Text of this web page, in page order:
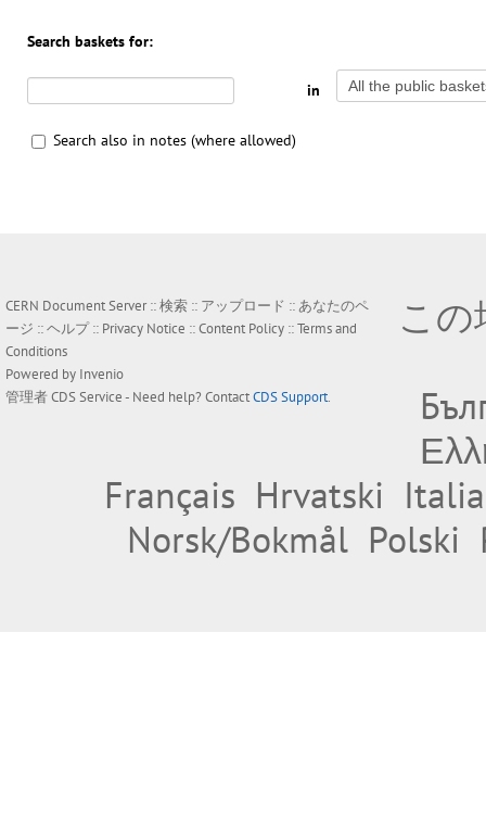
Search baskets for:
in
Search also in notes (where allowed)
CERN Document Server ::検索 :: アップロード ::あなたのペ
ージ ::ヘルプ:: Privacy Notice ::Content Policy ::Terms and
Conditions
Powered by Invenio
管理者CDS Service- Need help? ContactCDS Support.
こ
Français Hrvatski
Norsk/Bokmål Polski